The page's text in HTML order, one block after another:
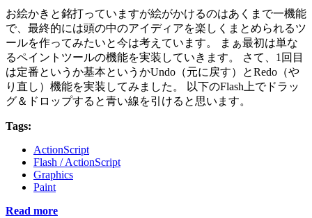
お絵かきと銘打っていますが絵がかけるのはあくまで一機能
で、最終的には頭の中のアイディアを楽しくまとめられるツ
ールを作ってみたいと今は考えています。 まぁ最初は単な
るペイントツールの機能を実装していきます。 さて、1回目
は定番というか基本というかUndo（元に戻す）とRedo（や
り直し）機能を実装してみました。 以下のFlash上でドラッ
グ＆ドロップすると青い線を引けると思います。
Tags:
ActionScript
Flash / ActionScript
Graphics
Paint
Read more